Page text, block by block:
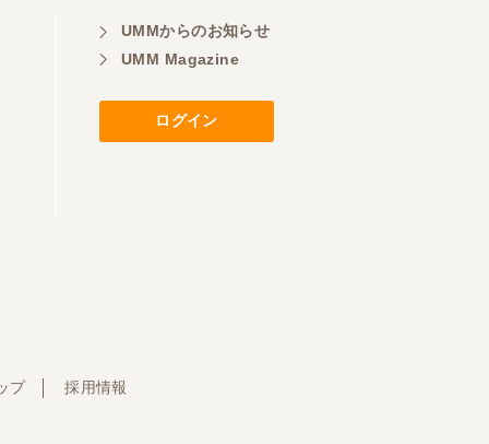
UMMからのお知らせ
UMM Magazine
ログイン
プ 採用情報